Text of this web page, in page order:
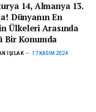
14, Almanya 13.
Dünyanın En
Ülkeleri Arasında
Bir Konumda
IŞILAK 17 KASIM 2024